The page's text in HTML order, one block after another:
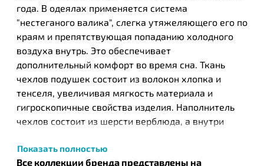
года. В одеялах применяется система
"нестеганого валика", слегка утяжеляющего его по
краям и препятствующая попаданию холодного
воздуха внутрь. Это обеспечивает
дополнительный комфорт во время сна. Ткань
чехлов подушек состоит из волокон хлопка и
тенселя, увеличивая мягкость материала и
гигроскопичные свойства изделия. Наполнитель
чехлов состоит из шерсти верблюда, а внутри
молнией. Это позволяет добавлять или уменьшать
количество наполнителя, чтобы отрегулировать
Показать полностью
Все коллекции бренда представлены на